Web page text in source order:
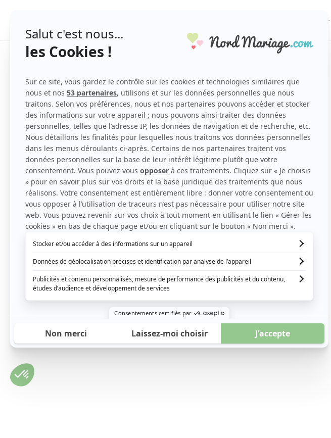
ORGANISATION DE MARIAGE
engagement-2268925_640